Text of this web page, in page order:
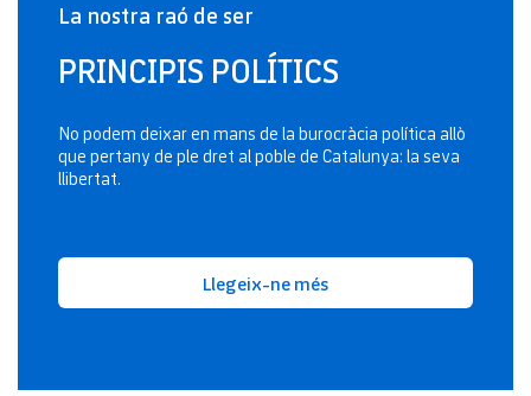
La nostra raó de ser
PRINCIPIS POLÍTICS
No podem deixar en mans de la burocràcia política allò
que pertany de ple dret al poble de Catalunya: la seva
llibertat.